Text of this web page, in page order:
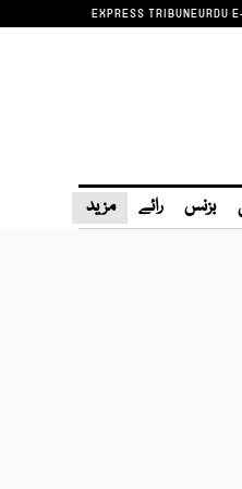
EXPRESS TRIBUNEURDU
بزنس رائے مزید